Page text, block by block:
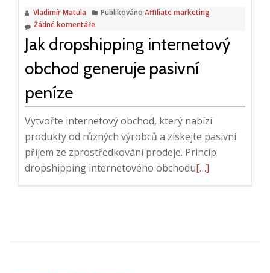
Vladimír Matula Publikováno Affiliate marketing
Žádné komentáře
Jak dropshipping internetový
obchod generuje pasivní
peníze
Vytvořte internetový obchod, který nabízí
produkty od různých výrobců a získejte pasivní
příjem ze zprostředkování prodeje. Princip
dropshipping internetového obchoduPřečtěte
dropshipping
[…]